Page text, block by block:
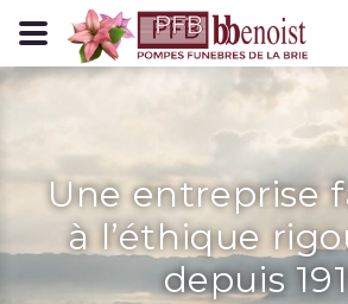
Panneau de gestion des cookies
Une entreprise
à l’éthique
depuis